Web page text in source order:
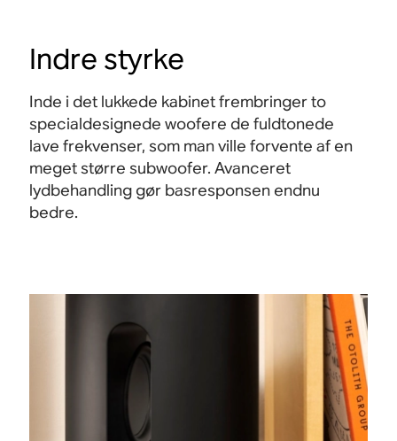
Indre styrke
Inde i det lukkede kabinet frembringer to
specialdesignede woofere de fuldtonede
lave frekvenser, som man ville forvente af en
meget større subwoofer. Avanceret
lydbehandling gør basresponsen endnu
bedre.